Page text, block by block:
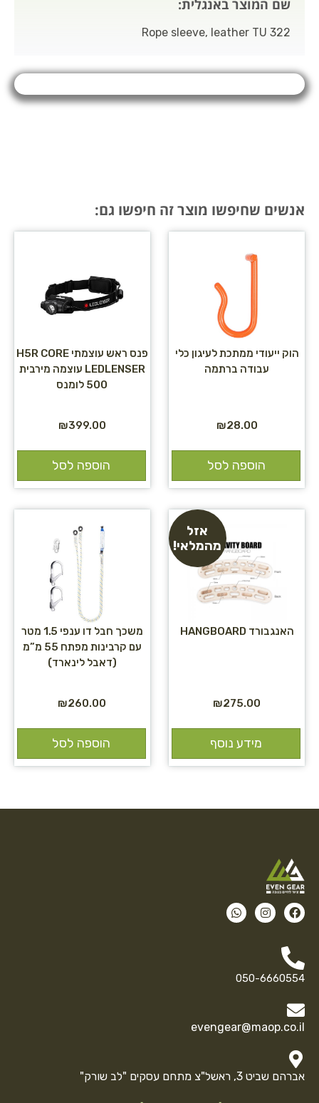
שם המוצר באנגלית:
Rope sleeve, leather TU 322
אנשים שחיפשו מוצר זה חיפשו גם:
הוק ייעודי ממתכת לעיגון כלי
עבודה ברתמה
₪28.00
הוספה לסל
פנס ראש עוצמתי H5R CORE
LEDLENSER עוצמה מירבית
500 לומנס
₪399.00
הוספה לסל
אזל
מהמלאי!
האנגבורד HANGBOARD
₪275.00
מידע נוסף
משכך חבל דו ענפי 1.5 מטר
עם קרבינות מפתח 55 מ”מ
(דאבל לינארד)
₪260.00
הוספה לסל
050-6660554
evengear@maop.co.il
אברהם שביט 3, ראשל"צ מתחם עסקים "לב שורק"